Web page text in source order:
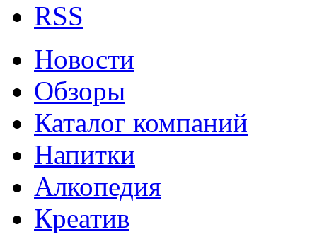
RSS
Новости
Обзоры
Каталог компаний
Напитки
Алкопедия
Креатив